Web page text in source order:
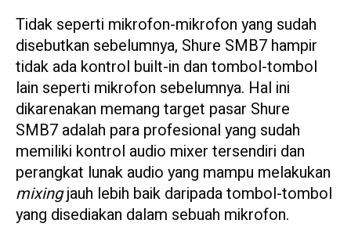
Tidak seperti mikrofon-mikrofon yang sudah
disebutkan sebelumnya, Shure SMB7 hampir
tidak ada kontrol built-in dan tombol-tombol
lain seperti mikrofon sebelumnya. Hal ini
dikarenakan memang target pasar Shure
SMB7 adalah para profesional yang sudah
memiliki kontrol audio mixer tersendiri dan
perangkat lunak audio yang mampu melakukan
mixingjauh lebih baik daripada tombol-tombol
yang disediakan dalam sebuah mikrofon.